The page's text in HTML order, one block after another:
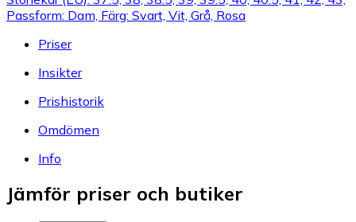
Passform: Dam, Färg: Svart, Vit, Grå, Rosa
Priser
Insikter
Prishistorik
Omdömen
Info
Jämför priser och butiker